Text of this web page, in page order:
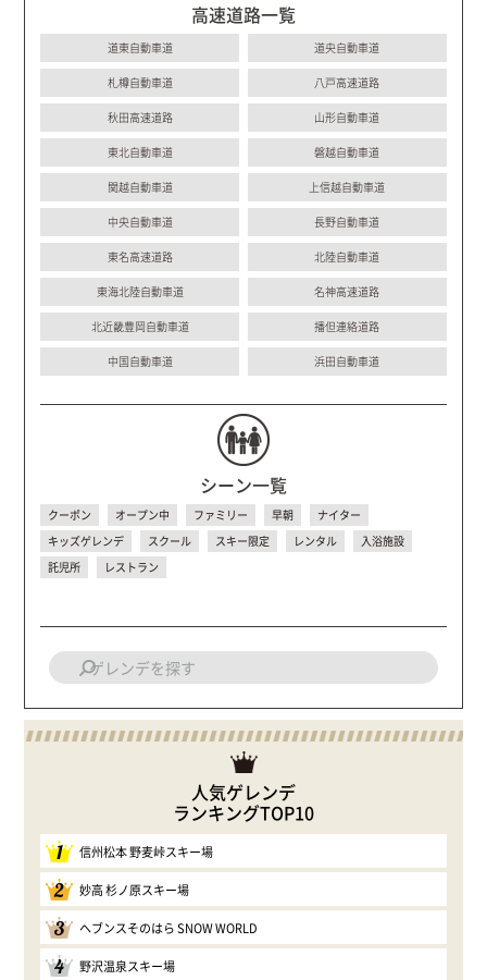
高速道路一覧
道東自動車道 道央自動車道
札樽自動車道 八戸高速道路
秋田高速道路 山形自動車道
東北自動車道 磐越自動車道
関越自動車道 上信越自動車道
中央自動車道 長野自動車道
東名高速道路 北陸自動車道
東海北陸自動車道 名神高速道路
北近畿豊岡自動車道 播但連絡道路
中国自動車道 浜田自動車道
シーン一覧
クーポン オープン中 ファミリー 早朝
ナイター
キッズゲレンデ
スクール スキー限定 レンタル
入浴施設
託児所
レストラン
人気ゲレンデ
ランキングTOP10
1 信州松本 野麦峠スキー場
2 妙高 杉ノ原スキー場
3 ヘブンスそのはら SNOW WORLD
4 野沢温泉スキー場